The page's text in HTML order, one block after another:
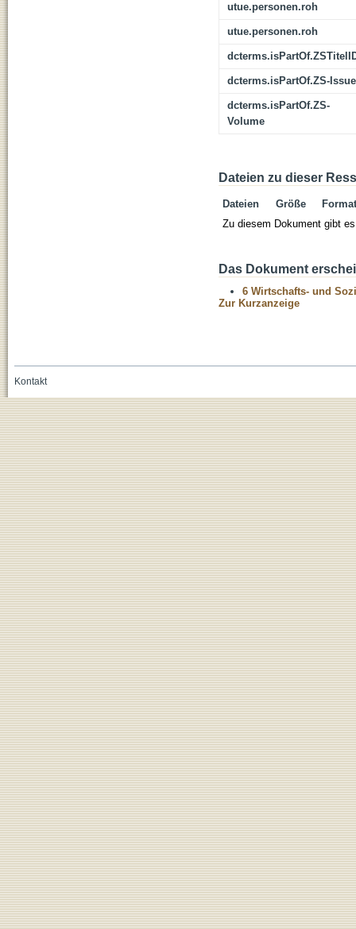
utue.personen.roh
utue.personen.roh
dcterms.isPartOf.ZS-Issue
dcterms.isPartOf.ZS-
Volume
Dateien zu dieser
Dateien Größe
Format
Zu diesem Dokument gibt
Das Dokument
6 Wirtschafts- und
Zur Kurzanzeige
Kontakt